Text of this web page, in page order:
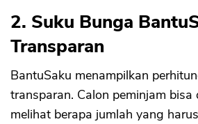
2. Suku Bunga
Transparan
BantuSaku menampilkan
transparan. Calon peminjam bisa
melihat berapa jumlah yang